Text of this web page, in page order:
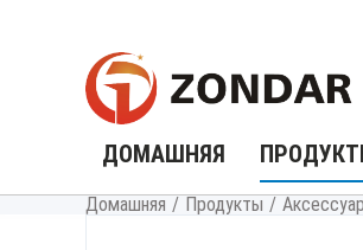
содержимому
ДОМАШНЯЯ
Домашняя / Продукты /